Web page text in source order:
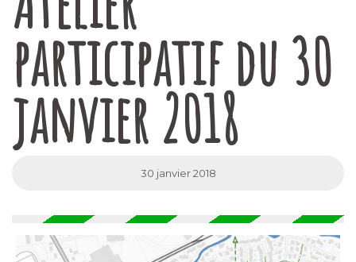
participatif du 30
janvier 2018
30 janvier 2018